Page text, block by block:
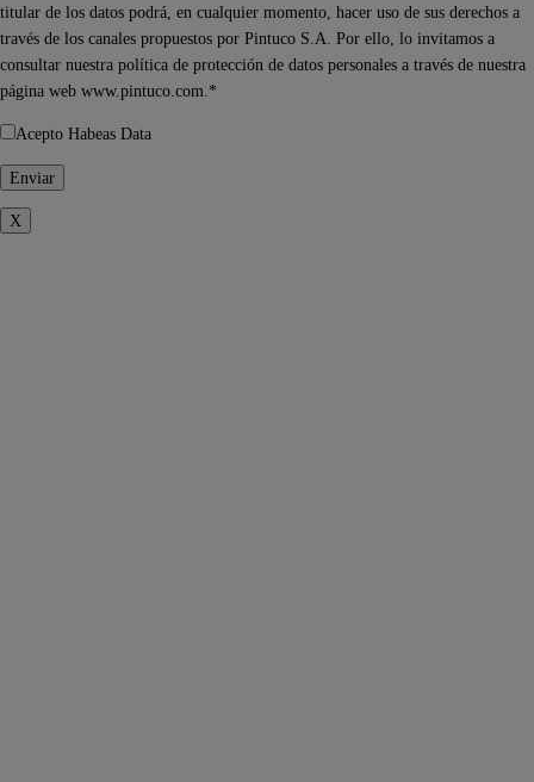
titular de los datos podrá, en cualquier momento, hacer uso de sus derechos a
través de los canales propuestos por Pintuco S.A. Por ello, lo invitamos a
consultar nuestra política de protección de datos personales a través de nuestra
página web www.pintuco.com.*
Acepto Habeas Data
X